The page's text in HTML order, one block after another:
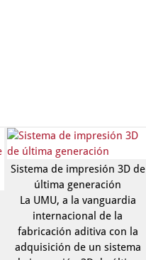
Sistema de impresión 3D de
última generación
La UMU, a la vanguardia
internacional de la
fabricación aditiva con la
adquisición de un sistema